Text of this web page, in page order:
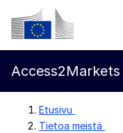
Siirry
Euroopan komissio
Access2Markets
Etusivu
Tietoa meistä